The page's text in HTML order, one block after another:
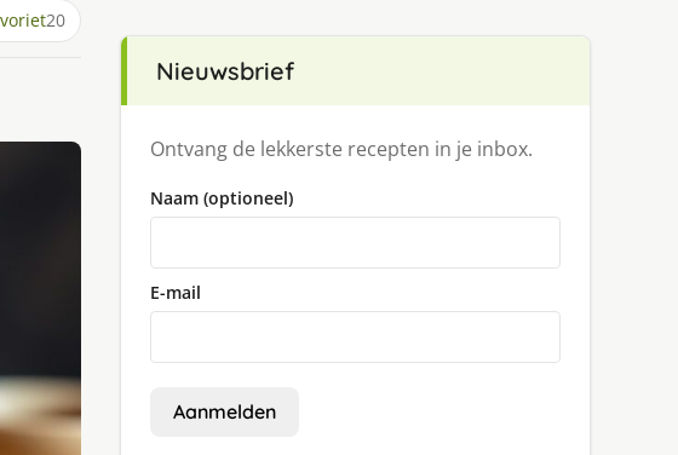
20
Nieuwsbrief
Ontvang de lekkerste recepten in je inbox.
Naam (optioneel)
E-mail
Aanmelden